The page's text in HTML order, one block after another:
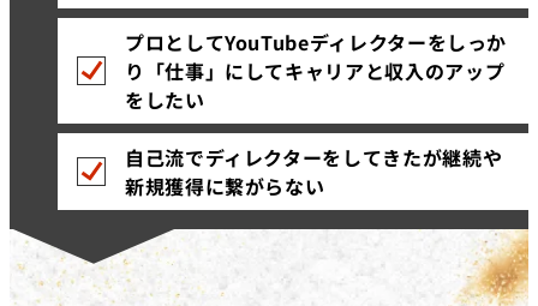
プロとしてYouTubeディレクターをしっか
り「仕事」にしてキャリアと収入のアップ
をしたい
自己流でディレクターをしてきたが継続や
新規獲得に繋がらない